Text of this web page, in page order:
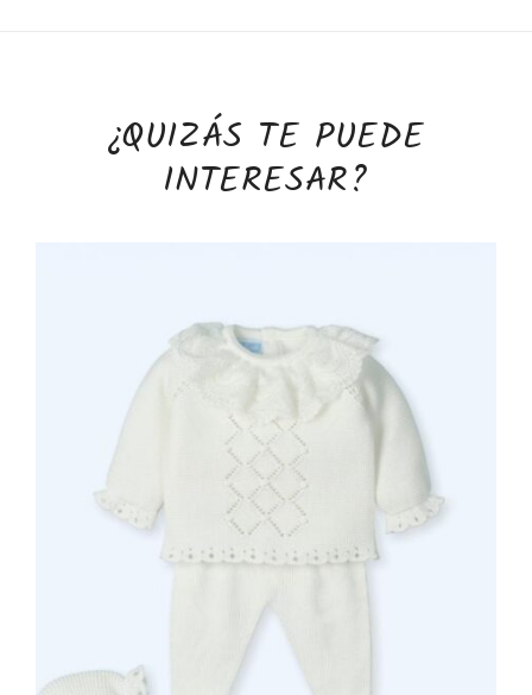
¿QUIZÁS TE PUEDE
INTERESAR?